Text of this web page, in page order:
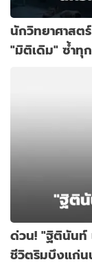
นักวิทยาศาสต
"มิติเดิม" ซ้ำทุ
ด่วน! "ฐิตินันท์
ชีวิตริมบึงแก่น